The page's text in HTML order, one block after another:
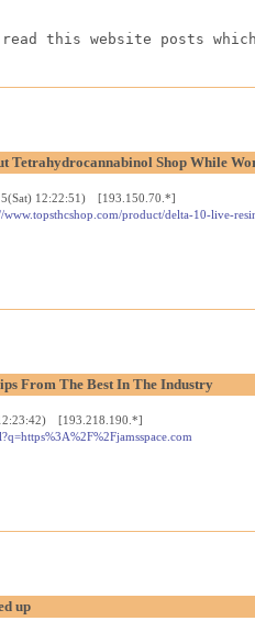
this website posts
Tetrahydrocannabinol Shop While
12:22:51) [193.150.70.*]
www.topsthcshop.com/product/delta-10-live-
From The Best In The Industry
[193.218.190.*]
up